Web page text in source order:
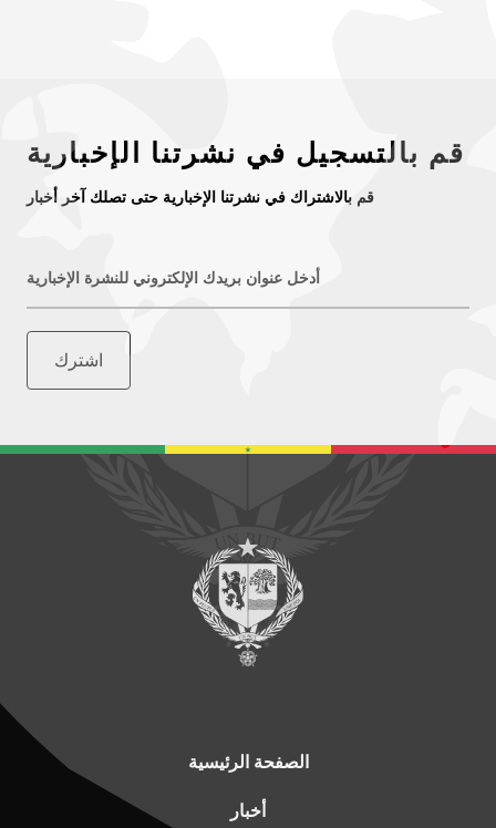
قم بالتسجيل في نشرتنا الإخبارية
قم بالاشتراك في نشرتنا الإخبارية حتى تصلك آخر أخبار
أدخل عنوان بريدك الإلكتروني للنشرة الإخبارية
اشترك
الصفحة الرئيسية
أخبار